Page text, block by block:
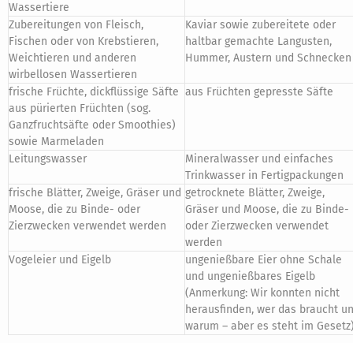
Wassertiere
Zubereitungen von Fleisch,
Fischen oder von Krebstieren,
Weichtieren und anderen
wirbellosen Wassertieren
Kaviar sowie zubereitete oder
haltbar gemachte Langusten,
Hummer, Austern und Schnecken
frische Früchte, dickflüssige Säfte
aus pürierten Früchten (sog.
Ganzfruchtsäfte oder Smoothies)
sowie Marmeladen
aus Früchten gepresste Säfte
Leitungswasser
Mineralwasser und einfaches
Trinkwasser in Fertigpackungen
frische Blätter, Zweige, Gräser und
Moose, die zu Binde- oder
Zierzwecken verwendet werden
getrocknete Blätter, Zweige,
Gräser und Moose, die zu Binde-
oder Zierzwecken verwendet
werden
Vogeleier und Eigelb
ungenießbare Eier ohne Schale
und ungenießbares Eigelb
(Anmerkung: Wir konnten nicht
herausfinden, wer das braucht
warum – aber es steht im